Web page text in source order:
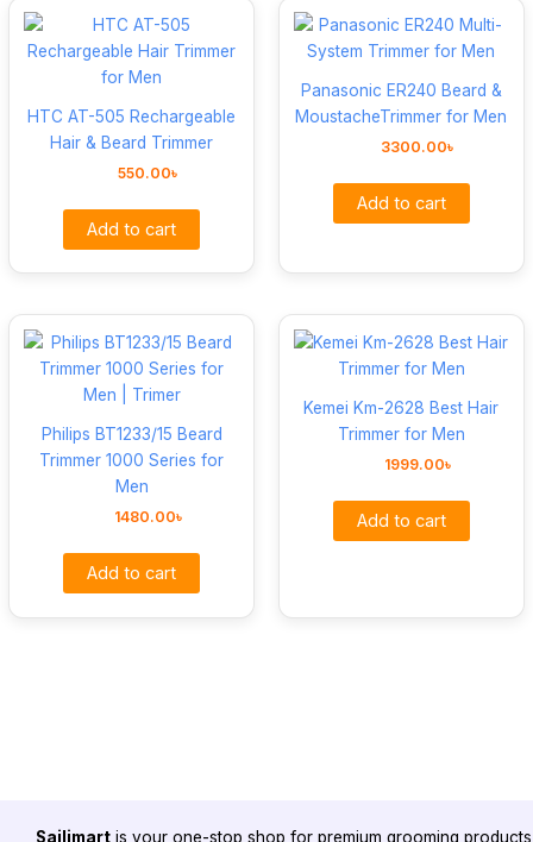
HTC AT-505 Rechargeable
Hair & Beard Trimmer
550.00৳
Add to cart
Panasonic ER240 Beard &
MoustacheTrimmer for Men
3300.00৳
Add to cart
Philips BT1233/15 Beard
Trimmer 1000 Series for
Men
1480.00৳
Add to cart
Kemei Km-2628 Best Hair
Trimmer for Men
1999.00৳
Add to cart
Sailimart is your one-stop shop for premium grooming products